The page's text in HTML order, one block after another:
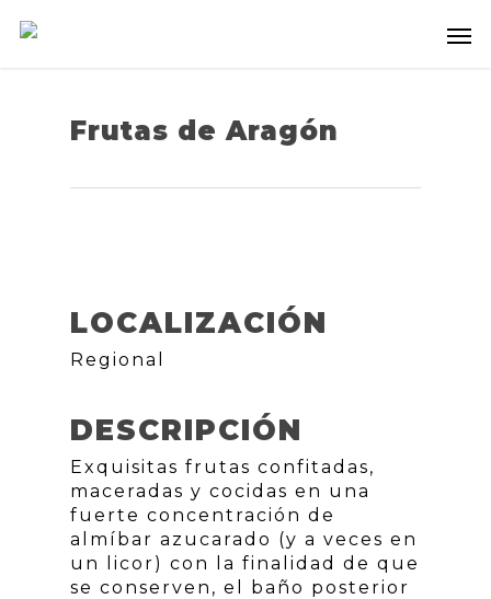
Frutas de Aragón
LOCALIZACIÓN
Regional
DESCRIPCIÓN
Exquisitas frutas confitadas,
maceradas y cocidas en una
fuerte concentración de
almíbar azucarado (y a veces en
un licor) con la finalidad de que
se conserven, el baño posterior